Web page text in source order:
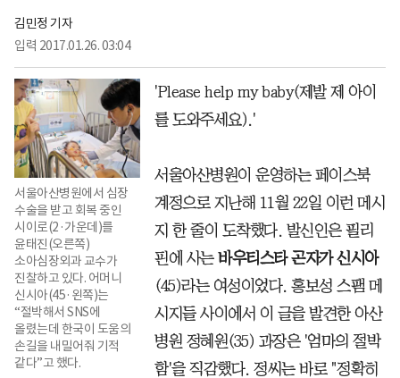
김민정 기자
입력 2017.01.26. 03:04
서울아산병원에서 심장
수술을 받고 회복 중인
시이로(2·가운데)를
윤태진(오른쪽)
소아심장외과 교수가
진찰하고 있다. 어머니
신시아(45·왼쪽)는
“절박해서 SNS에
올렸는데 한국이 도움의
손길을 내밀어줘 기적
같다”고 했다.
'Please help my baby(제발 제 아이
를 도와주세요).'
서울아산병원이 운영하는 페이스북
계정으로 지난해 11월 22일 이런 메시
지 한 줄이 도착했다. 발신인은 필리
핀에 사는바우티스타 곤자가 신시아
(45)라는 여성이었다. 홍보성 스팸 메
시지들 사이에서 이 글을 발견한 아산
병원 정혜원(35) 과장은 '엄마의 절박
함'을 직감했다. 정씨는 바로 "정확히